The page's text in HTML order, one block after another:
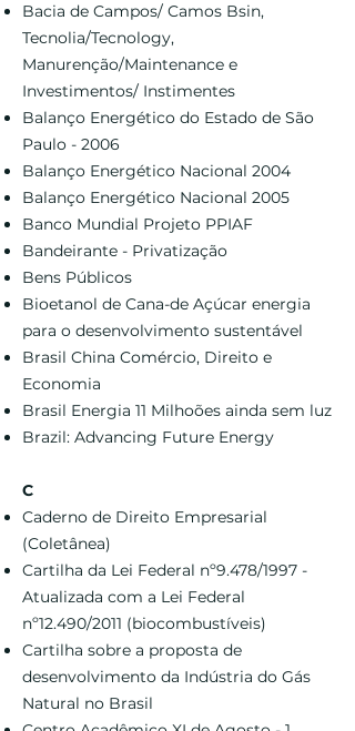
Bacia de Campos/ Camos Bsin,
Tecnolia/Tecnology,
Manurenção/Maintenance e
Investimentos/ Instimentes
Balanço Energético do Estado de São
Paulo - 2006
Balanço Energético Nacional 2004
Balanço Energético Nacional 2005
Banco Mundial Projeto PPIAF
Bandeirante - Privatização
Bens Públicos
Bioetanol de Cana-de Açúcar energia
para o desenvolvimento sustentável
Brasil China Comércio, Direito e
Economia
Brasil Energia 11 Milhoões ainda sem luz
Brazil: Advancing Future Energy
C
Caderno de Direito Empresarial
(Coletânea)
Cartilha da Lei Federal nº9.478/1997 -
Atualizada com a Lei Federal
nº12.490/2011 (biocombustíveis)
Cartilha sobre a proposta de
desenvolvimento da Indústria do Gás
Natural no Brasil